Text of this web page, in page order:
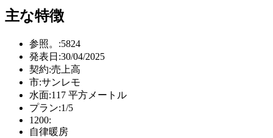
主な特徴
参照。:5824
発表日:30/04/2025
契約:売上高
市:サンレモ
水面:117 平方メートル
プラン:1/5
1200:
自律暖房